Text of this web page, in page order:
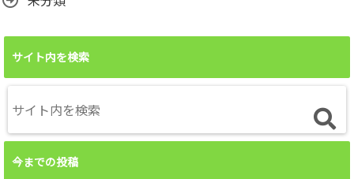
サイト内を検索
今までの投稿